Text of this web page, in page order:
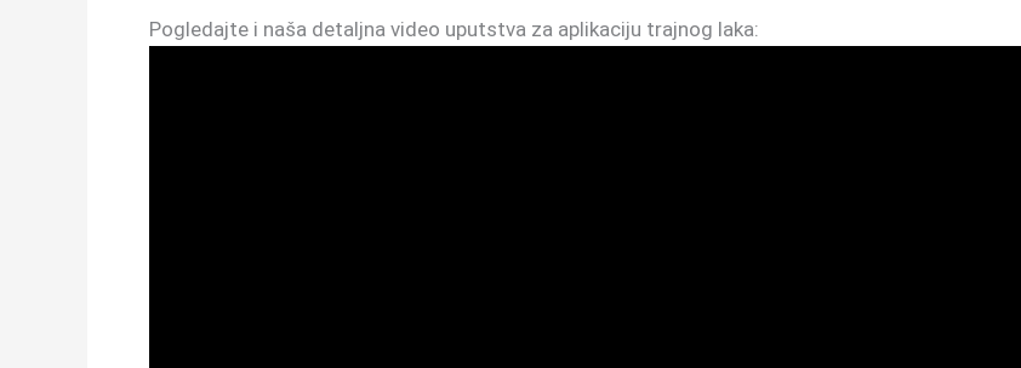
Pogledajte i naša detaljna video uputstva za aplikaciju trajnog laka: